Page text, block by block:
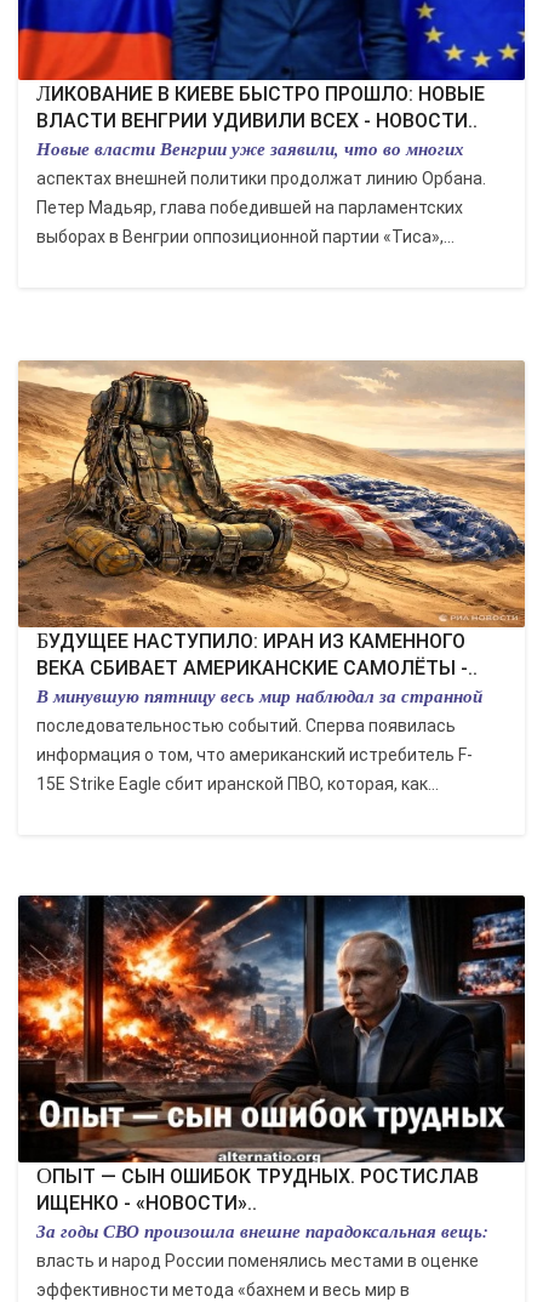
ЛИКОВАНИЕ В КИЕВЕ БЫСТРО ПРОШЛО: НОВЫЕ
ВЛАСТИ ВЕНГРИИ УДИВИЛИ ВСЕХ - НОВОСТИ..
Новые власти Венгрии уже заявили, что во многих
аспектах внешней политики продолжат линию Орбана.
Петер Мадьяр, глава победившей на парламентских
выборах в Венгрии оппозиционной партии «Тиса»,...
БУДУЩЕЕ НАСТУПИЛО: ИРАН ИЗ КАМЕННОГО
ВЕКА СБИВАЕТ АМЕРИКАНСКИЕ САМОЛЁТЫ -..
В минувшую пятницу весь мир наблюдал за странной
последовательностью событий. Сперва появилась
информация о том, что американский истребитель F-
15E Strike Eagle сбит иранской ПВО, которая, как...
ОПЫТ — СЫН ОШИБОК ТРУДНЫХ. РОСТИСЛАВ
ИЩЕНКО - «НОВОСТИ»..
За годы СВО произошла внешне парадоксальная вещь:
власть и народ России поменялись местами в оценке
эффективности метода «бахнем и весь мир в